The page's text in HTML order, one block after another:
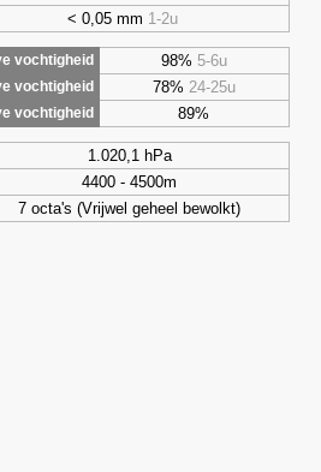
< 0,05 mm 1-2u
vochtigheid
98% 5-6u
vochtigheid 78% 24-25u
vochtigheid 89%
1.020,1 hPa
4400 - 4500m
7 octa's (Vrijwel geheel bewolkt)